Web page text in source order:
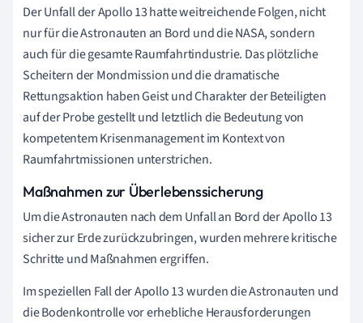
Der Unfall der Apollo 13 hatte weitreichende Folgen, nicht
nur für die Astronauten an Bord und die NASA, sondern
auch für die gesamte Raumfahrtindustrie. Das plötzliche
Scheitern der Mondmission und die dramatische
Rettungsaktion haben Geist und Charakter der Beteiligten
auf der Probe gestellt und letztlich die Bedeutung von
kompetentem Krisenmanagement im Kontext von
Raumfahrtmissionen unterstrichen.
Maßnahmen zur Überlebenssicherung
Um die Astronauten nach dem Unfall an Bord der Apollo 13
sicher zur Erde zurückzubringen, wurden mehrere kritische
Schritte und Maßnahmen ergriffen.
Im speziellen Fall der Apollo 13 wurden die Astronauten und
die Bodenkontrolle vor erhebliche Herausforderungen